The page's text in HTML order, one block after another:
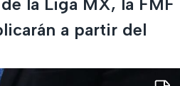
a partir del